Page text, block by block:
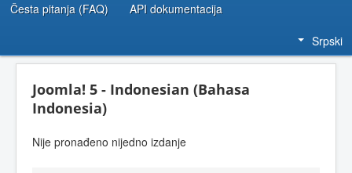
Česta pitanja (FAQ) API dokumentacija
Srpski
Joomla! 5 - Indonesian (Bahasa
Indonesia)
Nije pronađeno nijedno izdanje